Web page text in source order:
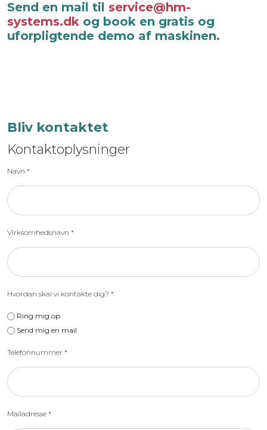
Send en mail til service@hm-
systems.dk og book en gratis og
uforpligtende demo af maskinen.
Bliv kontaktet
Kontaktoplysninger
Navn *
Virksomhedsnavn *
Hvordan skal vi kontakte dig? *
Ring mig op
Send mig en mail
Telefonnummer *
Mailadresse *